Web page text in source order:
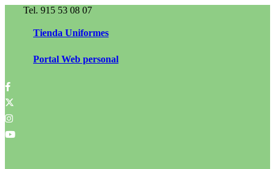
Tel. 915 53 08 07
Tienda Uniformes
Portal Web personal